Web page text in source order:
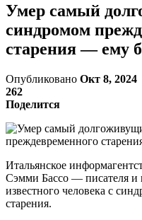
Умер самый
синдромом
старения — ему
Опубликовано Окт 8, 2024
262
Поделится
Итальянское
Сэмми Бассо — писателя и
известного человека с
старения.